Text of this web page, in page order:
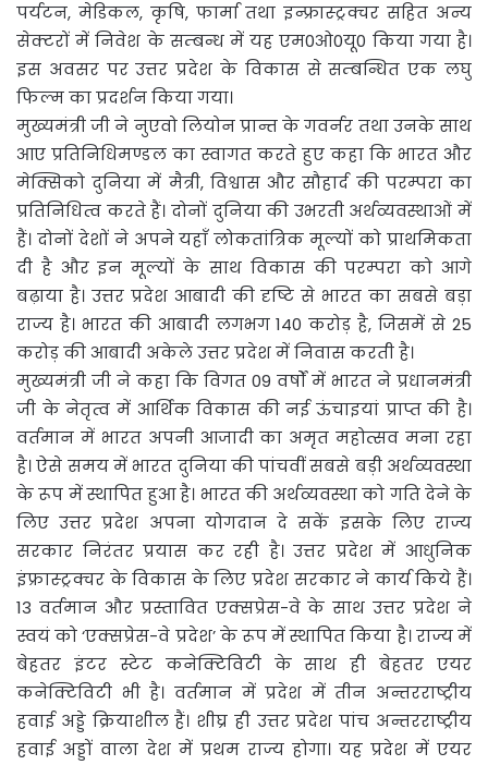
पर्यटन, मेडिकल, कृषि, फार्मा तथा इन्फ्रास्ट्रक्चर सहित अन्य
सेक्टरों में निवेश के सम्बन्ध में यह एम0ओ0यू0 किया गया है।
इस अवसर पर उत्तर प्रदेश के विकास से सम्बन्धित एक लघु
फिल्म का प्रदर्शन किया गया।
मुख्यमंत्री जी ने नुएवो लियोन प्रान्त के गवर्नर तथा उनके साथ
आए प्रतिनिधिमण्डल का स्वागत करते हुए कहा कि भारत और
मेक्सिको दुनिया में मैत्री, विश्वास और सौहार्द की परम्परा का
प्रतिनिधित्व करते हैं। दोनों दुनिया की उभरती अर्थव्यवस्थाओं में
हैं। दोनों देशों ने अपने यहाँ लोकतांत्रिक मूल्यों को प्राथमिकता
दी है और इन मूल्यों के साथ विकास की परम्परा को आगे
बढ़ाया है। उत्तर प्रदेश आबादी की दृष्टि से भारत का सबसे बड़ा
राज्य है। भारत की आबादी लगभग 140 करोड़ है, जिसमें से 25
करोड़ की आबादी अकेले उत्तर प्रदेश में निवास करती है।
मुख्यमंत्री जी ने कहा कि विगत 09 वर्षों में भारत ने प्रधानमंत्री
जी के नेतृत्व में आर्थिक विकास की नई ऊंचाइयां प्राप्त की है।
वर्तमान में भारत अपनी आजादी का अमृत महोत्सव मना रहा
है। ऐसे समय में भारत दुनिया की पांचवीं सबसे बड़ी अर्थव्यवस्था
के रूप में स्थापित हुआ है। भारत की अर्थव्यवस्था को गति देने के
लिए उत्तर प्रदेश अपना योगदान दे सकें इसके लिए राज्य
सरकार निरंतर प्रयास कर रही है। उत्तर प्रदेश में आधुनिक
इंफ्रास्ट्रक्चर के विकास के लिए प्रदेश सरकार ने कार्य किये हैं।
13 वर्तमान और प्रस्तावित एक्सप्रेस-वे के साथ उत्तर प्रदेश ने
स्वयं को ‘एक्सप्रेस-वे प्रदेश’ के रूप में स्थापित किया है। राज्य में
बेहतर इंटर स्टेट कनेक्टिविटी के साथ ही बेहतर एयर
कनेक्टिविटी भी है। वर्तमान में प्रदेश में तीन अन्तरराष्ट्रीय
हवाई अड्डे क्रियाशील हैं। शीघ्र ही उत्तर प्रदेश पांच अन्तरराष्ट्रीय
हवाई अड्डों वाला देश में प्रथम राज्य होगा। यह प्रदेश में एयर